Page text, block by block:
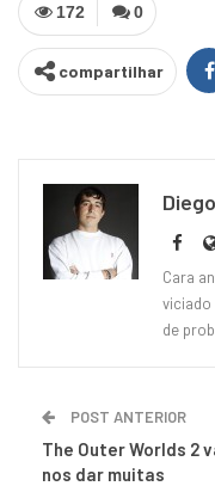
0
172
compartilhar
Cara
viciado
de
POST ANTERIOR
The Outer Worlds 2
nos dar muitas